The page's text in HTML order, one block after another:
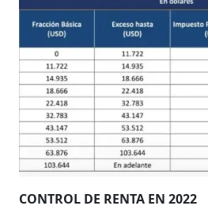
CONTROL DE RENTA EN 2022